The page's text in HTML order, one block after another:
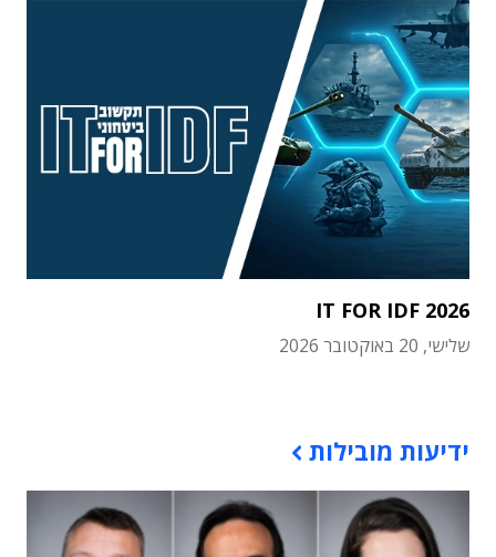
IT FOR IDF 2026
שלישי, 20 באוקטובר 2026
ידיעות מובילות